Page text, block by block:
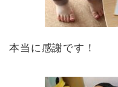
本当に感謝です！